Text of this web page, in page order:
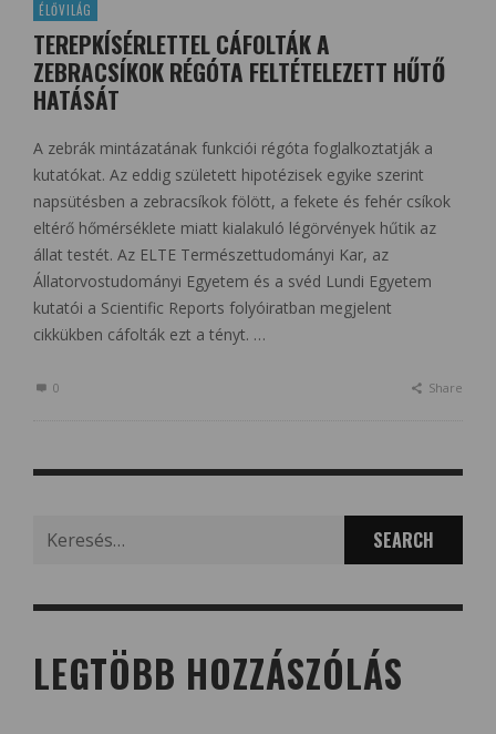
ÉLŐVILÁG
TEREPKÍSÉRLETTEL CÁFOLTÁK A
ZEBRACSÍKOK RÉGÓTA FELTÉTELEZETT HŰTŐ
HATÁSÁT
A zebrák mintázatának funkciói régóta foglalkoztatják a
kutatókat. Az eddig született hipotézisek egyike szerint
napsütésben a zebracsíkok fölött, a fekete és fehér csíkok
eltérő hőmérséklete miatt kialakuló légörvények hűtik az
állat testét. Az ELTE Természettudományi Kar, az
Állatorvostudományi Egyetem és a svéd Lundi Egyetem
kutatói a Scientific Reports folyóiratban megjelent
cikkükben cáfolták ezt a tényt. …
0 Share
LEGTÖBB HOZZÁSZÓLÁS